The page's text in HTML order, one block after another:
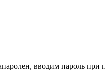
вводим пароль при